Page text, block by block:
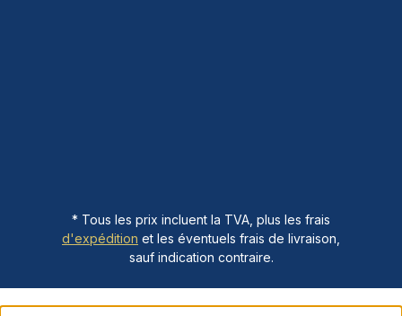
* Tous les prix incluent la TVA, plus les frais
d'expédition et les éventuels frais de livraison,
sauf indication contraire.